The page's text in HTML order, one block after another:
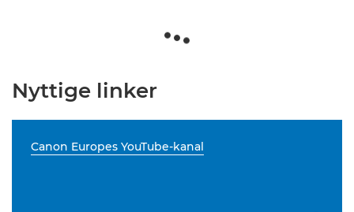
Nyttige linker
Canon Europes YouTube-kanal